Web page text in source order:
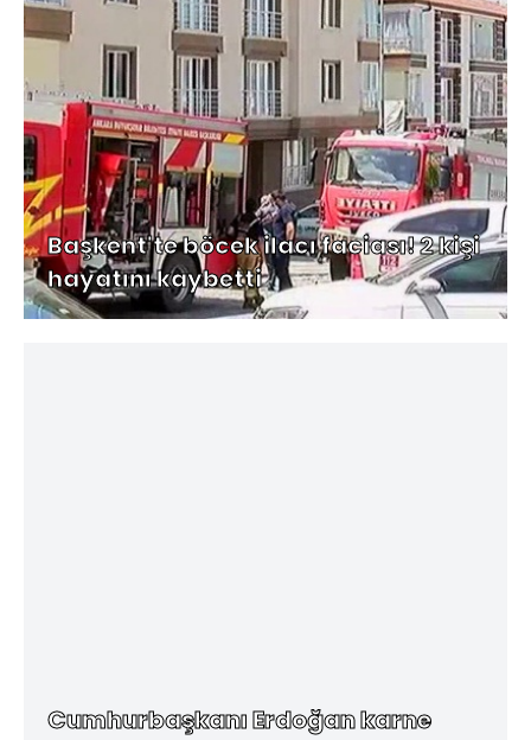
Başkent'te böcek ilacı faciası! 2 kişi
hayatını kaybetti
Cumhurbaşkanı Erdoğan karne